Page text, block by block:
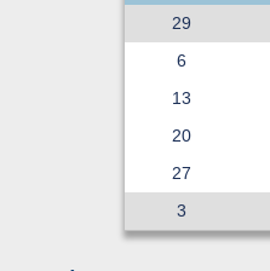
29
6
13
20
27
3